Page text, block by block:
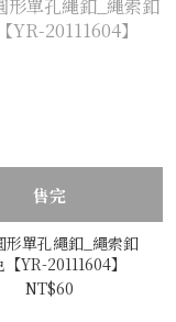
售完
形單孔繩釦_繩索釦
【YR-20111604】
NT$60